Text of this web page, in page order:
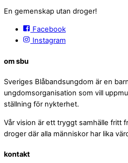
En gemenskap utan droger!
Facebook
Instagram
om sbu
Sveriges Blåbandsungdom är en
ungdomsorganisation som vill
ställning för nykterhet.
Vår vision är ett tryggt samhälle fritt
droger där alla människor har lika
kontakt